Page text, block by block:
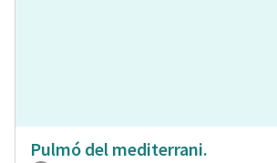
Pulmó del mediterrani.